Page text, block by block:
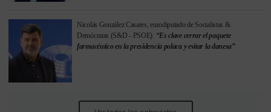
Nicolás González Casares, eurodiputado de Socialistas &
Demócratas (S&D - PSOE): “Es clave cerrar el paquete
farmacéutico en la presidencia polaca y evitar la danesa”